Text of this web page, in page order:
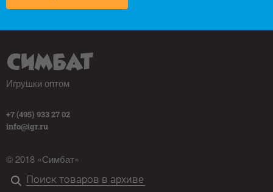
Игрушки оптом
+7 (495) 933 27 02
info@igr.ru
© 2018 «Симбат»